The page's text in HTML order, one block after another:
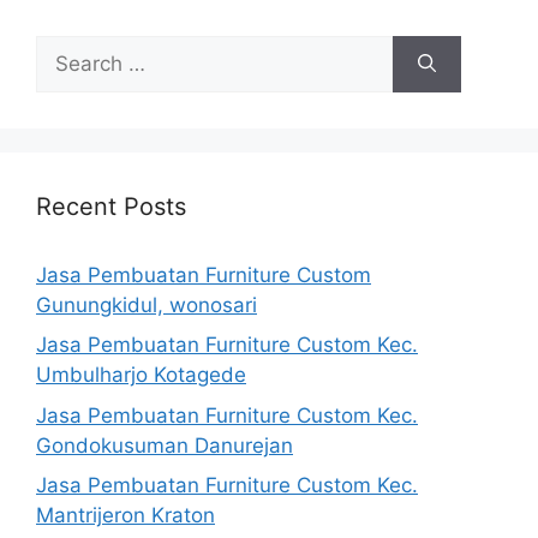
for:
Recent Posts
Jasa Pembuatan Furniture Custom
Gunungkidul, wonosari
Jasa Pembuatan Furniture Custom Kec.
Umbulharjo Kotagede
Jasa Pembuatan Furniture Custom Kec.
Gondokusuman Danurejan
Jasa Pembuatan Furniture Custom Kec.
Mantrijeron Kraton